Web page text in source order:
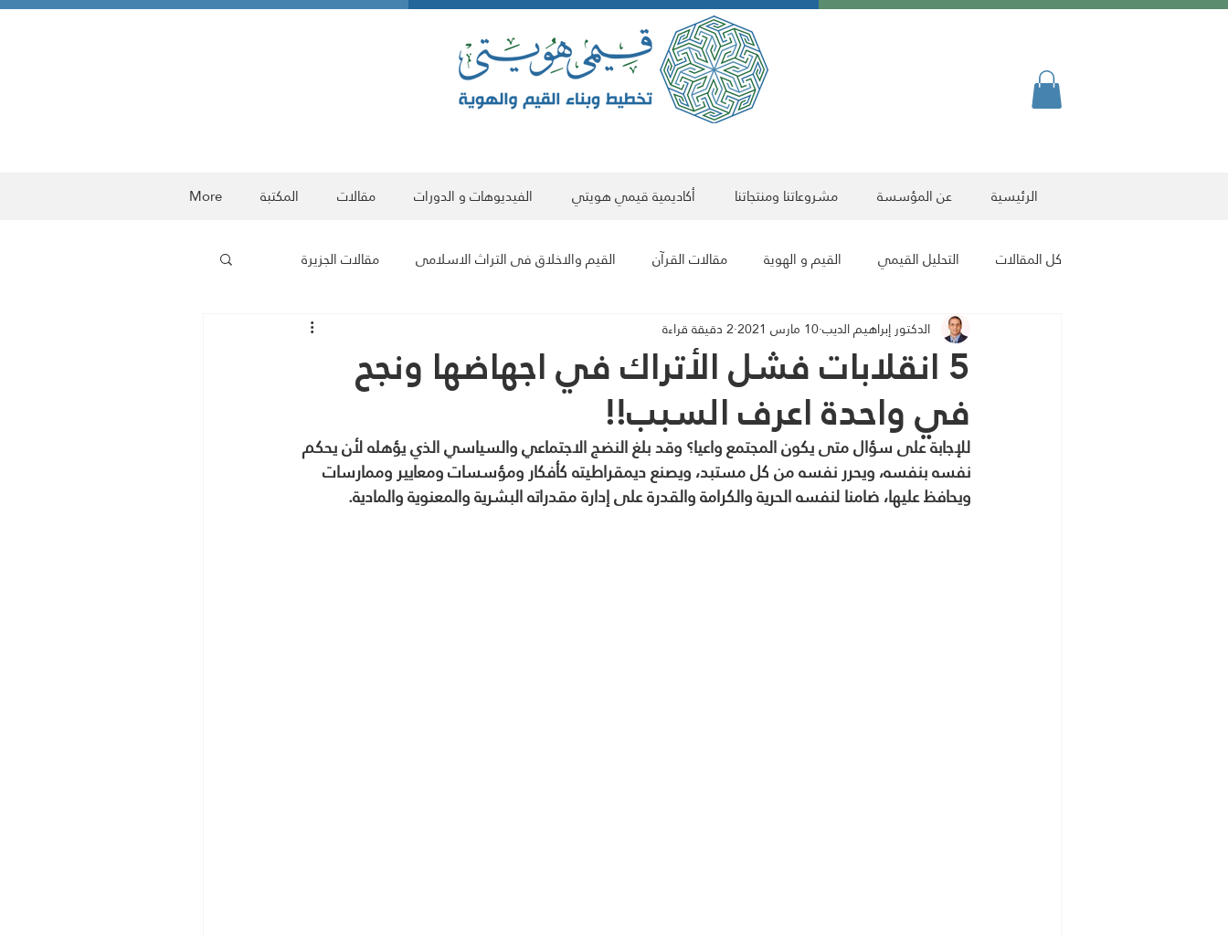
الرئيسية عن المؤسسة مشروعاتنا ومنتجاتنا أكاديمية قيمي هويتي الفيديوهات و الدورات مقالات المكتبة More
كل المقالات التحليل القيمي القيم و الهوية مقالات القرآن القيم والاخلاق فى التراث الاسلامى مقالات الجزيرة
ﻗﯾم ﺻﻧﻌت أﺑطﺎل مقالات الرياضة مقالات علمية البناء الحضاري للمجتمع والفرد معركة الوعي
مقالات فنية مقالات المعرفة سلسلة مقالات هوية العالم
5 انقلابات فشل الأتراك في اجهاضها ونجح
في واحدة اعرف السبب!!
الدكتور إبراهيم الديب10 مارس 2021 2 دقيقة قراءة
للإجابة على سؤال متى يكون المجتمع واعيا؟ وقد بلغ النضج الاجتماعي والسياسي الذي يؤهله لأن يحكم
نفسه بنفسه، ويحرر نفسه من كل مستبد، ويصنع ديمقراطيته كأفكار ومؤسسات ومعايير وممارسات
ويحافظ عليها، ضامنا لنفسه الحرية والكرامة والقدرة على إدارة مقدراته البشرية والمعنوية والمادية.